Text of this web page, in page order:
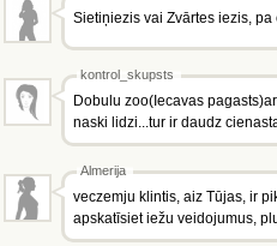
Sietiņiezis vai Zvārtes iezis,
kontrol_skupsts
Dobulu zoo(Iecavas
naski lidzi...tur ir daudz
Almerija
veczemju klintis, aiz Tūjas, ir
apskatīsiet iežu veidojumus,